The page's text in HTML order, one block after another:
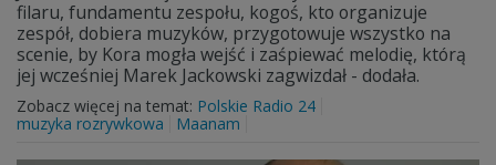
filaru, fundamentu zespołu, kogoś, kto organizuje
zespół, dobiera muzyków, przygotowuje wszystko na
scenie, by Kora mogła wejść i zaśpiewać melodię, którą
jej wcześniej Marek Jackowski zagwizdał - dodała.
Zobacz więcej na temat: Polskie Radio 24
muzyka rozrywkowa
Maanam